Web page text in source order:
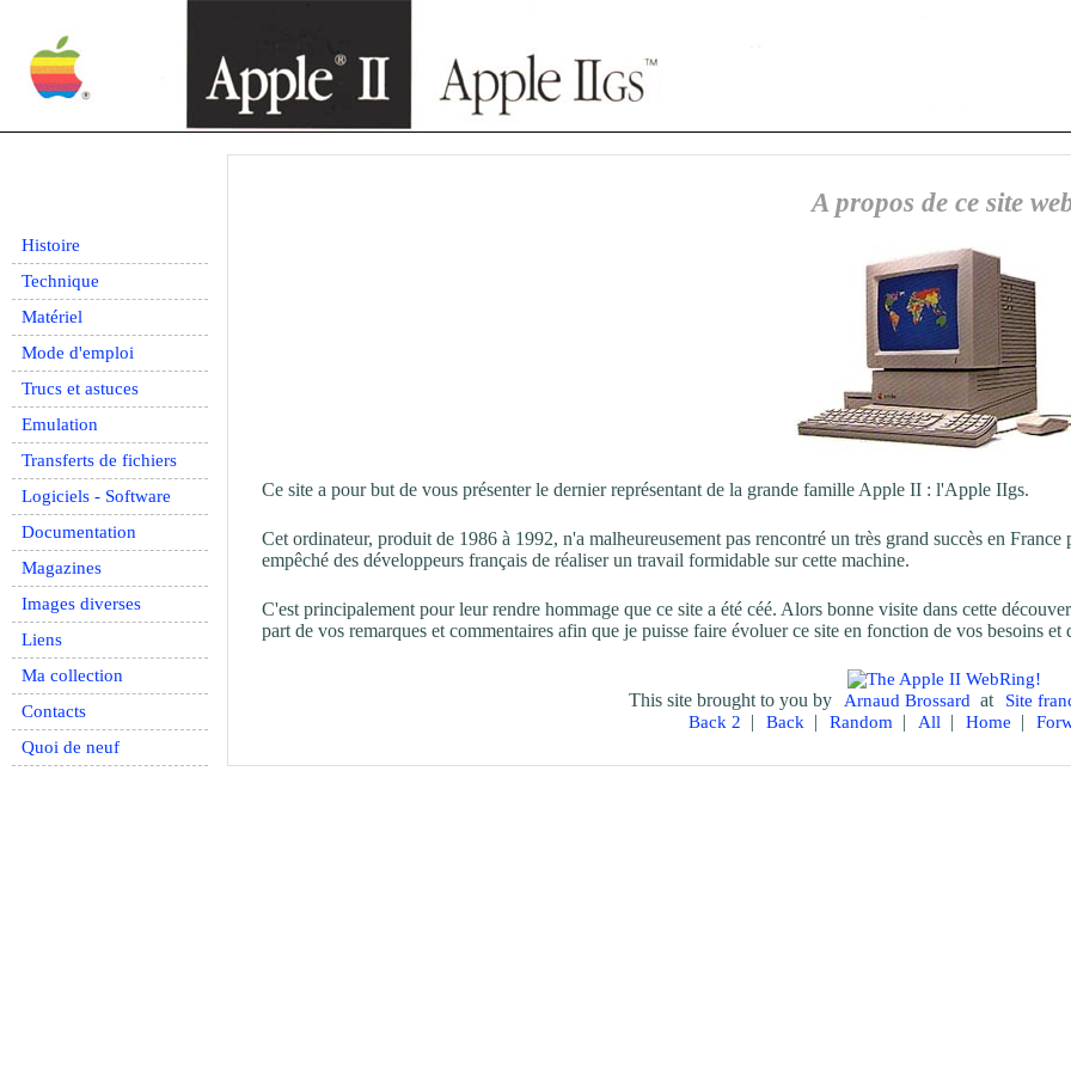
Histoire
Technique
Matériel
Mode d'emploi
Trucs et astuces
Emulation
Transferts de fichiers
Logiciels - Software
Documentation
Magazines
Images diverses
Liens
Ma collection
Contacts
Quoi de neuf
A propos de ce site
Ce site a pour but de vous présenter le dernier représentant de la grande famille Apple II : l'Apple IIgs.
Cet ordinateur, produit de 1986 à 1992, n'a malheureusement pas rencontré un très grand succès en
empêché des développeurs français de réaliser un travail formidable sur cette machine.
C'est principalement pour leur rendre hommage que ce site a été céé. Alors bonne visite dans cette
part de vos remarques et commentaires afin que je puisse faire évoluer ce site en fonction de vos besoins et
This site brought to you by Arnaud Brossard at
Site
Back 2
| Back | Random | All | Home |